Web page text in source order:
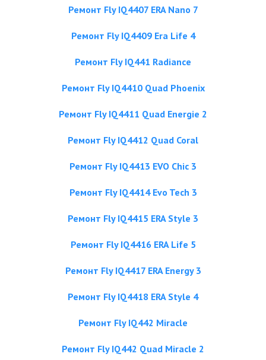
Ремонт Fly IQ4407 ERA Nano 7
Ремонт Fly IQ4409 Era Life 4
Ремонт Fly IQ441 Radiance
Ремонт Fly IQ4410 Quad Phoenix
Ремонт Fly IQ4411 Quad Energie 2
Ремонт Fly IQ4412 Quad Coral
Ремонт Fly IQ4413 EVO Chic 3
Ремонт Fly IQ4414 Evo Tech 3
Ремонт Fly IQ4415 ERA Style 3
Ремонт Fly IQ4416 ERA Life 5
Ремонт Fly IQ4417 ERA Energy 3
Ремонт Fly IQ4418 ERA Style 4
Ремонт Fly IQ442 Miracle
Ремонт Fly IQ442 Quad Miracle 2